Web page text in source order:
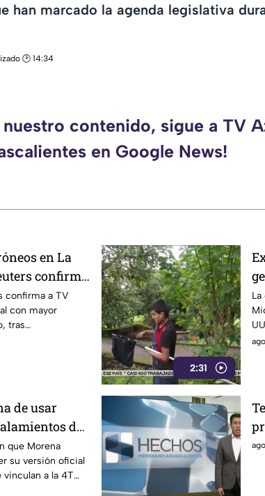
han marcado la agenda legislativa
🕑 14:34
nuestro contenido, sigue a TV
en Google News!
en La
confirma
alcance y
confirma a TV
con mayor
tras
2:31
de usar
de
que Morena
su versión oficial
a la 4T
a